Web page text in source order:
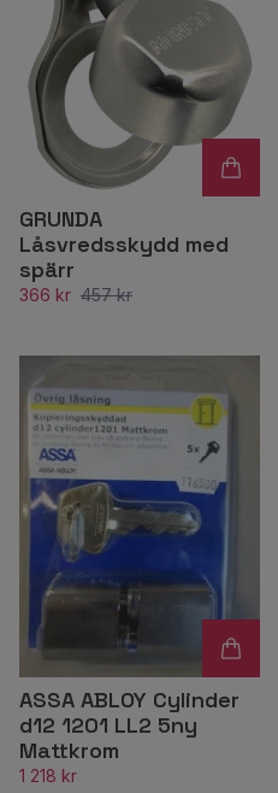
GRUNDA
Låsvredsskydd med
spärr
366 kr 457 kr
ASSA ABLOY Cylinder
d12 1201 LL2 5ny
Mattkrom
1 218 kr